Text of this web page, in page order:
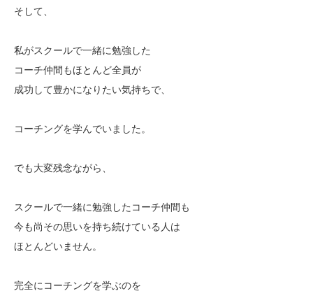
そして、
私がスクールで一緒に勉強した
コーチ仲間もほとんど全員が
成功して豊かになりたい気持ちで、
コーチングを学んでいました。
でも大変残念ながら、
スクールで一緒に勉強したコーチ仲間も
今も尚その思いを持ち続けている人は
ほとんどいません。
完全にコーチングを学ぶのを